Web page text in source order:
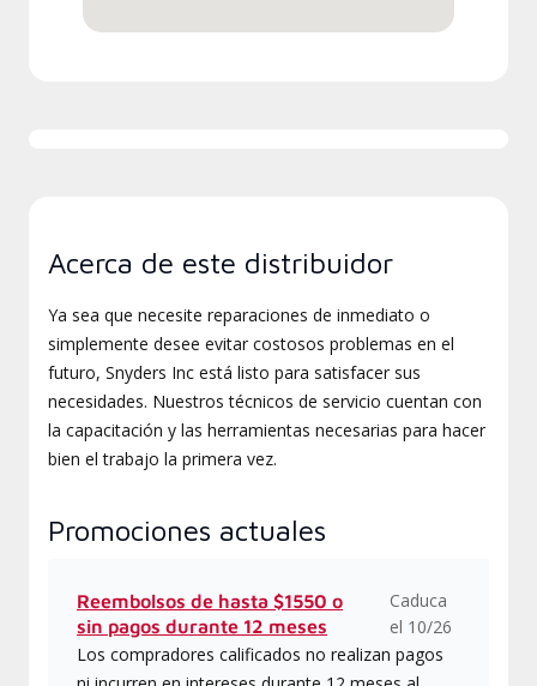
Acerca de este distribuidor
Ya sea que necesite reparaciones de inmediato o
simplemente desee evitar costosos problemas en el
futuro, Snyders Inc está listo para satisfacer sus
necesidades. Nuestros técnicos de servicio cuentan con
la capacitación y las herramientas necesarias para hacer
bien el trabajo la primera vez.
Promociones actuales
Reembolsos de hasta $1550 o
sin pagos durante 12 meses
Caduca
el 10/26
Los compradores calificados no realizan pagos